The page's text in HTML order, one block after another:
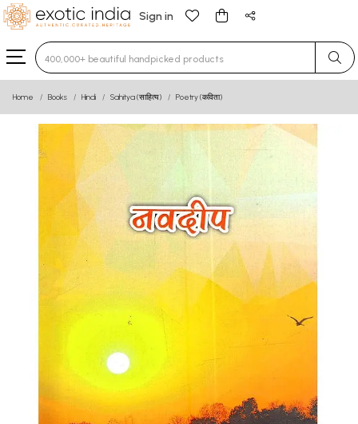
Sign in
Type 3 or more characters for results.
Home Books Hindi Sahitya (साहित्य) Poetry (कविता)